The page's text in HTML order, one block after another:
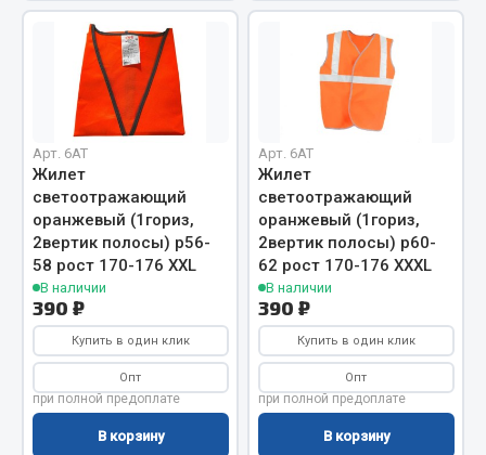
Штуцеры
Весь раздел
Инструмент
Автомобильный инструмент
Измерительный инструмент
Крепежный инструмент
Режущий инструмент
Силовое оборудование
Слесарный инструмент
Столярный инструмент
Показать ещё
Арт. 6AT
Жилет
светоотражающий
оранжевый (1гориз,
2вертик полосы) р56-
58 рост 170-176 XXL
В наличии
390 ₽
Купить в один клик
Опт
при полной предоплате
В корзину
Арт. 6AT
Жилет
светоотражающий
оранжевый (1гориз,
2вертик полосы) р60-
62 рост 170-176 XXXL
В наличии
390 ₽
Купить в один клик
Опт
при полной предоплате
В корзину